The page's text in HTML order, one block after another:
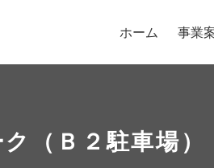
ホーム 事業
（Ｂ２駐車場）